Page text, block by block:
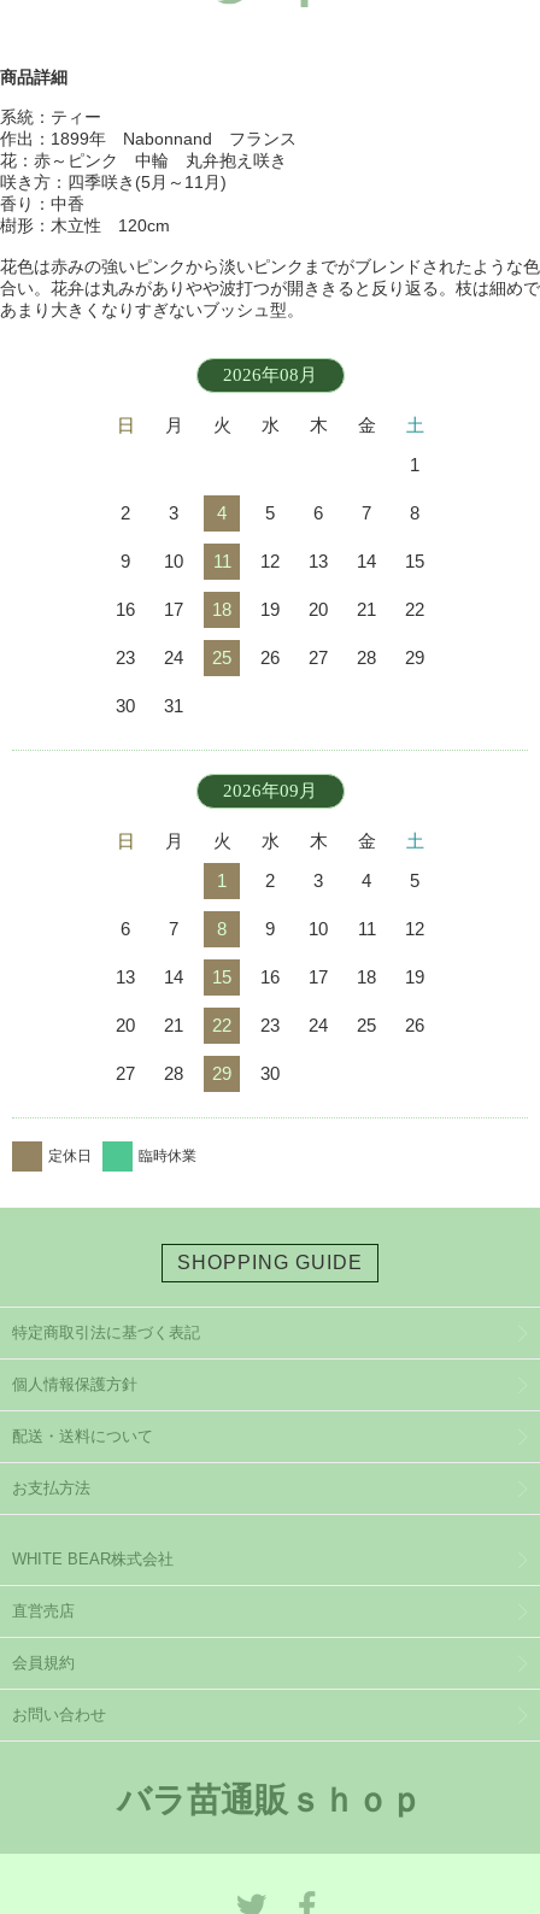
商品詳細
系統：ティー
作出：1899年 Nabonnand フランス
花：赤～ピンク 中輪 丸弁抱え咲き
咲き方：四季咲き(5月～11月)
香り：中香
樹形：木立性 120cm
花色は赤みの強いピンクから淡いピンクまでがブレンドされたような色
合い。花弁は丸みがありやや波打つが開ききると反り返る。枝は細めで
あまり大きくなりすぎないブッシュ型。
2026年08月
日 月 火 水 木 金
土
1
2 3 4 5 6 7 8
9 10 11 12 13 14 15
16 17 18 19 20 21 22
23 24 25 26 27 28 29
30 31
2026年09月
日 月 火 水 木 金
土
1
2 3 4 5
6 7 8 9 10 11 12
13 14 15 16 17 18 19
20 21 22 23 24 25 26
27 28 29 30
定休日 臨時休業
SHOPPING GUIDE
特定商取引法に基づく表記
個人情報保護方針
配送・送料について
お支払方法
WHITE BEAR株式会社
直営売店
会員規約
お問い合わせ
バラ苗通販ｓｈｏｐ